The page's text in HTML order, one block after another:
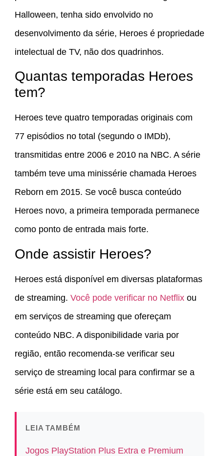
Halloween, tenha sido envolvido no
desenvolvimento da série, Heroes é propriedade
intelectual de TV, não dos quadrinhos.
Quantas temporadas Heroes
tem?
Heroes teve quatro temporadas originais com
77 episódios no total (segundo o IMDb),
transmitidas entre 2006 e 2010 na NBC. A série
também teve uma minissérie chamada Heroes
Reborn em 2015. Se você busca conteúdo
Heroes novo, a primeira temporada permanece
como ponto de entrada mais forte.
Onde assistir Heroes?
Heroes está disponível em diversas plataformas
de streaming. Você pode verificar no Netflix ou
em serviços de streaming que ofereçam
conteúdo NBC. A disponibilidade varia por
região, então recomenda-se verificar seu
serviço de streaming local para confirmar se a
série está em seu catálogo.
LEIA TAMBÉM
Jogos PlayStation Plus Extra e Premium